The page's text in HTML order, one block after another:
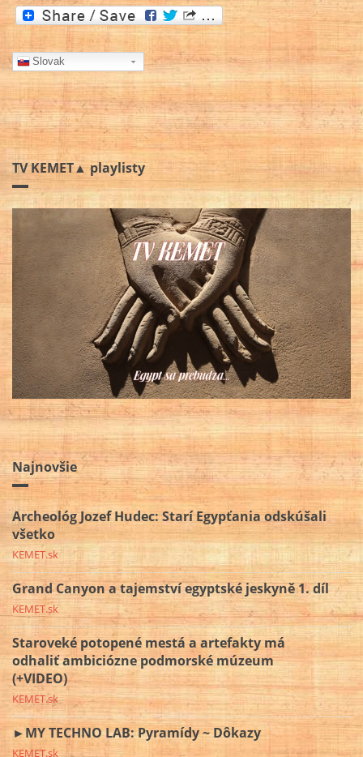
Slovak
TV KEMET▲ playlisty
Najnovšie
Archeológ Jozef Hudec: Starí Egypťania odskúšali
všetko
KEMET.sk
Grand Canyon a tajemství egyptské jeskyně 1. díl
KEMET.sk
Staroveké potopené mestá a artefakty má
odhaliť ambiciózne podmorské múzeum
(+VIDEO)
KEMET.sk
►MY TECHNO LAB: Pyramídy ~ Dôkazy
KEMET.sk